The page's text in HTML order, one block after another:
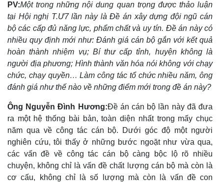
Quan sát
Cuộc sống đó đây
Hồ sơ
Video
Ảnh
E-Magazine
Infographic
PV:Một trong những nội dung quan trọng được thảo luận
tại Hội nghị T.Ư7 lần này là Đề án xây dựng đội ngũ cán
bộ các cấp đủ năng lực, phẩm chất và uy tín. Đề án này có
nhiều quy định mới như: Đánh giá cán bộ gắn với kết quả
hoàn thành nhiệm vụ; Bí thư cấp tỉnh, huyện không là
người địa phương; Hình thành văn hóa nói không với chạy
chức, chạy quyền… Làm công tác tổ chức nhiều năm, ông
đánh giá như thế nào về những điểm mới trong đề án này?
Ông Nguyễn Đình Hương:Đề án cán bộ lần này đã đưa
ra một hệ thống bài bản, toàn diện nhất trong mấy chục
năm qua về công tác cán bộ. Dưới góc độ một người
nghiên cứu, tôi thấy ở những bước ngoặt như vừa qua,
các vấn đề về công tác cán bộ càng bộc lộ rõ nhiều
chuyện, không chỉ là vấn đề chất lượng cán bộ mà còn là
cơ cấu, không chỉ là số lượng mà còn là vấn đề con